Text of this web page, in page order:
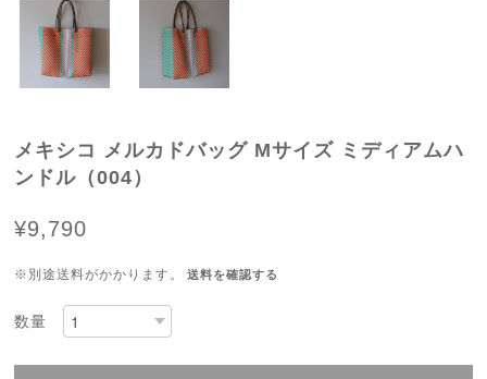
メキシコ メルカドバッグ Mサイズ ミディアムハ
ンドル（004）
¥9,790
※別途送料がかかります。 送料を確認する
数量